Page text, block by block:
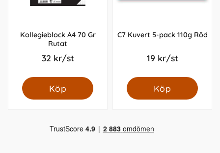
Kollegieblock A4 70 Gr
Rutat
32 kr/st
Köp
C7 Kuvert 5-pack 110g Röd
19 kr/st
Köp